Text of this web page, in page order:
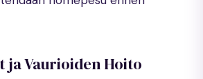
ja Vaurioiden Hoito